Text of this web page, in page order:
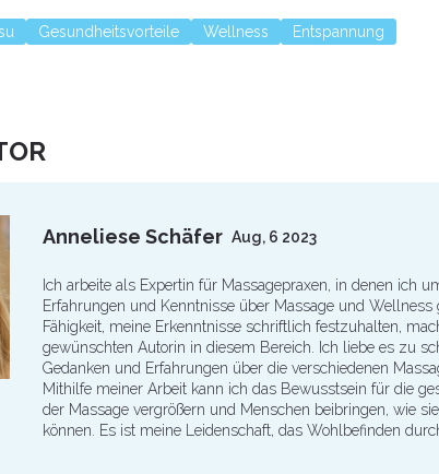
Gesundheitsvorteile Wellness Entspannung
Anneliese Schäfer Aug, 6 2023
Ich arbeite als Expertin für Massagepraxen, in denen ich
Erfahrungen und Kenntnisse über Massage und Wellness
Fähigkeit, meine Erkenntnisse schriftlich festzuhalten,
gewünschten Autorin in diesem Bereich. Ich liebe es zu
Gedanken und Erfahrungen über die verschiedenen
Mithilfe meiner Arbeit kann ich das Bewusstsein für die
der Massage vergrößern und Menschen beibringen, wie
können. Es ist meine Leidenschaft, das Wohlbefinden